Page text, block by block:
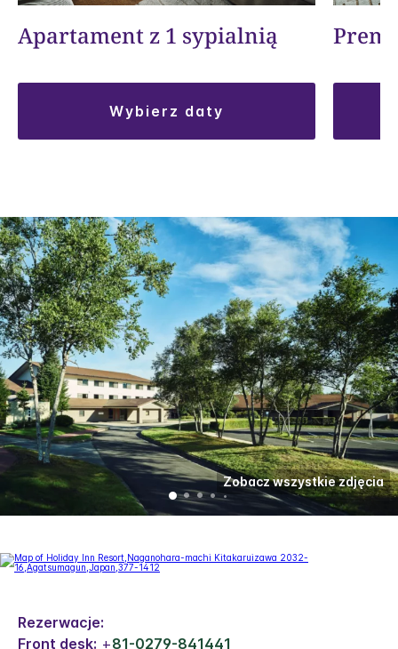
Apartament z 1 sypialnią
wybierz daty
Zobacz wszystkie zdjęcia
Rezerwacje:
Front desk: +81-0279-841441